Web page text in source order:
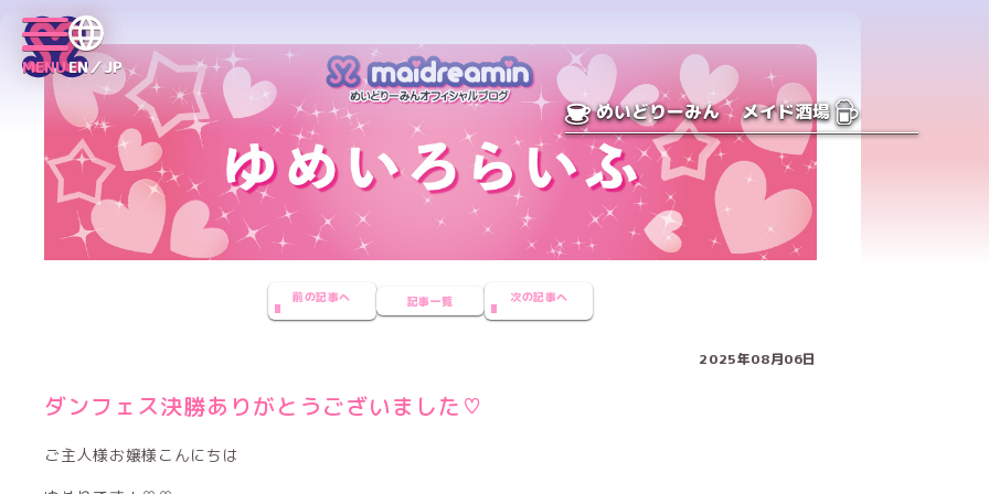
MENUEN／JP
めいどりーみん メイド酒場
前の記事へ 記事一覧 次の記事へ
2025年08月06日
ダンフェス決勝ありがとうございました♡
ご主人様お嬢様こんにちは